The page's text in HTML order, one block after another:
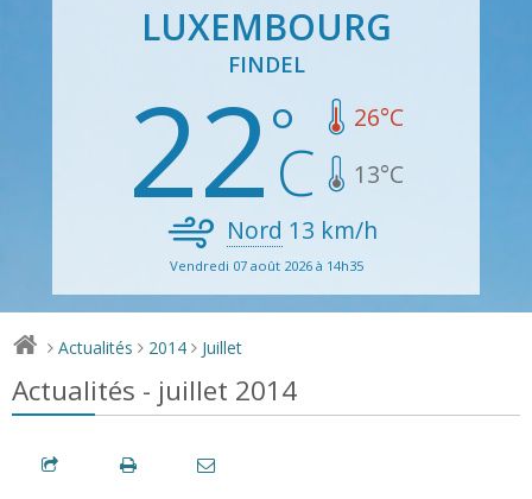
LUXEMBOURG
FINDEL
22 26°C
13°C
Nord 13 km/h
Vendredi 07 août 2026 à 14h35
> Actualités > 2014 > Juillet
Actualités - juillet 2014